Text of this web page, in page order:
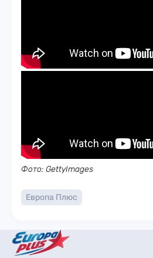
Фото: GettyImages
Европа Плюс